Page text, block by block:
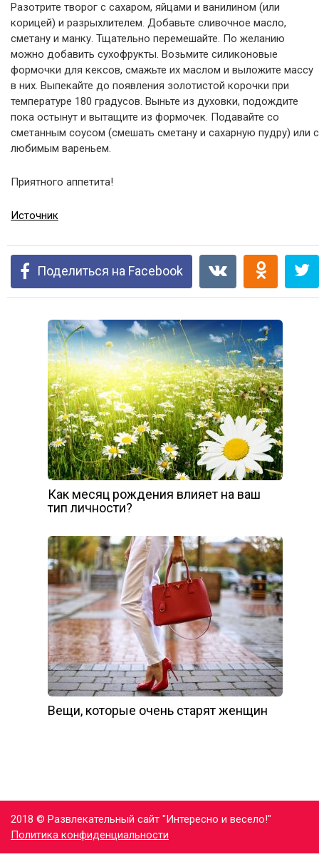
Разотрите творог с сахаром, яйцами и ванилином (или
корицей) и разрыхлителем. Добавьте сливочное масло,
сметану и манку. Тщательно перемешайте. По желанию
можно добавить сухофрукты. Возьмите силиконовые
формочки для кексов, смажьте их маслом и выложите массу
в них. Выпекайте до появления золотистой корочки при
температуре 180 градусов. Выньте из духовки, подождите
пока остынут и вытащите из формочек. Подавайте со
сметанным соусом (смешать сметану и сахарную пудру) или с
любимым вареньем.
Приятного аппетита!
Источник
Поделиться на Facebook
Как месяц рождения влияет на ваш
тип личности?
Вещи, которые очень старят женщин
2018 © Развлекательный сайт "Интересно и весело!"
Политика конфиденциальности